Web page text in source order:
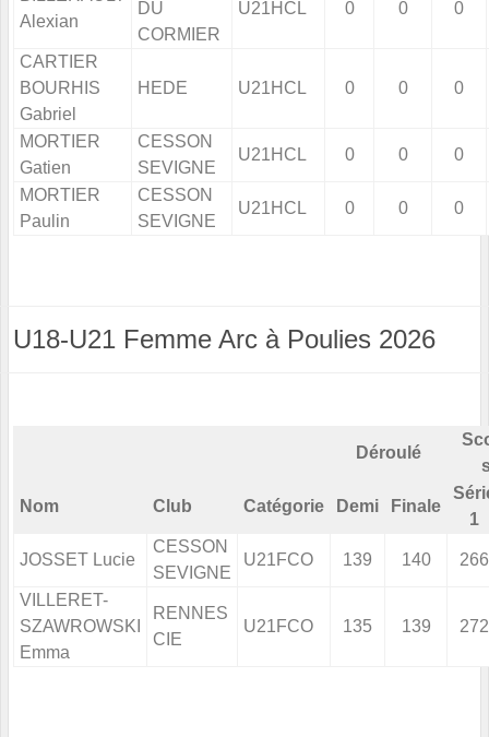
Alexian
DU
CORMIER
U21HCL 0 0 0
CARTIER
BOURHIS
Gabriel
HEDE U21HCL 0 0 0
MORTIER
Gatien
CESSON
SEVIGNE
U21HCL 0 0 0
MORTIER
Paulin
CESSON
SEVIGNE
U21HCL 0 0 0
U18-U21 Femme Arc à Poulies 2026
Déroulé
Nom Club Catégorie Demi Finale
1
JOSSET Lucie
CESSON
SEVIGNE
U21FCO 139 140 266
VILLERET-
SZAWROWSKI
Emma
RENNES
CIE
U21FCO 135 139 272